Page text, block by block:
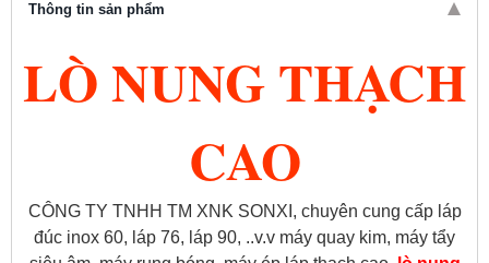
Thông tin sản phẩm
LÒ NUNG THẠCH
CAO
CÔNG TY TNHH TM XNK SONXI, chuyên cung cấp láp
đúc inox 60, láp 76, láp 90, ..v.v máy quay kim, máy tẩy